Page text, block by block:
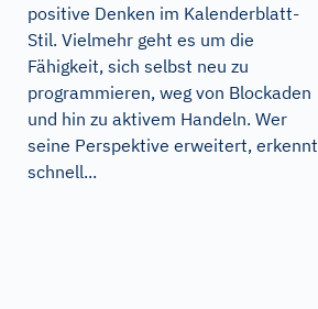
positive Denken im Kalenderblatt-
Stil. Vielmehr geht es um die
Fähigkeit, sich selbst neu zu
programmieren, weg von Blockaden
und hin zu aktivem Handeln. Wer
seine Perspektive erweitert, erkennt
schnell...